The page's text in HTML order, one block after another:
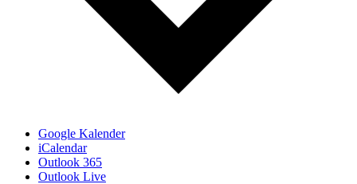
Google Kalender
iCalendar
Outlook 365
Outlook Live